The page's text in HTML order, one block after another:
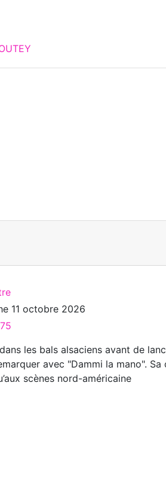
11 octobre 2026
les bals alsaciens avant de
avec "Dammi la mano".
scènes nord-américaine